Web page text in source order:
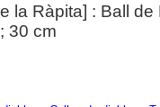
la Ràpita] : Ball
30 cm